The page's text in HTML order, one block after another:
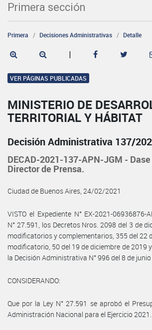
Primera sección
Primera Decisiones Administrativas Detalle
|
VER PÁGINAS PUBLICADAS
MINISTERIO DE
TERRITORIAL Y HÁBITAT
Decisión Administrativa 137/
DECAD-2021-137-APN-JGM -
Director de Prensa.
Ciudad de Buenos Aires, 24/02/2021
VISTO el Expediente N° EX-2021-06936876-
N° 27.591, los Decretos Nros. 2098 del 3 de
modificatorios y complementarios, 355 del 22
modificatorio, 50 del 19 de diciembre de 2019
la Decisión Administrativa N° 996 del 8 de
CONSIDERANDO:
Que por la Ley N° 27.591 se aprobó el
Administración Nacional para el Ejercicio 2021.